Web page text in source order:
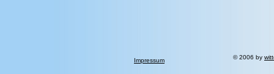
Impressum © 2006 by